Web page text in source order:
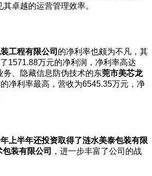
卓越的运营管理效率。
工程有限公司 的净利率也颇为不凡，其
1571.88万元的净利润，净利率高达
务、隐藏信息防伪技术的东莞市美芯龙
的净利率最高，营收为6545.35万元，净
上半年还投资取得了涟水美泰包装有限
装有限公司
，进一步丰富了公司的战